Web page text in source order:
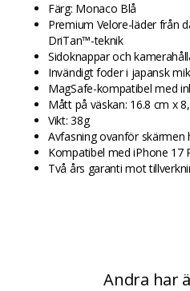
Färg: Monaco Blå
Premium Velore-läder från
DriTan™-teknik
Sidoknappar och
Invändigt foder i japansk
MagSafe-kompatibel med
Mått på väskan: 16.8 cm x
Vikt: 38g
Avfasning ovanför skärmen
Kompatibel med iPhone 17
Två års garanti mot
Andra har